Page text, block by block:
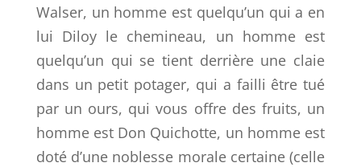
Walser, un homme est quelqu’un qui a en
lui Diloy le chemineau, un homme est
quelqu’un qui se tient derrière une claie
dans un petit potager, qui a failli être tué
par un ours, qui vous offre des fruits, un
homme est Don Quichotte, un homme est
doté d’une noblesse morale certaine (celle